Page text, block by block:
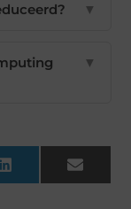
▼
▼
LinkedIn Email